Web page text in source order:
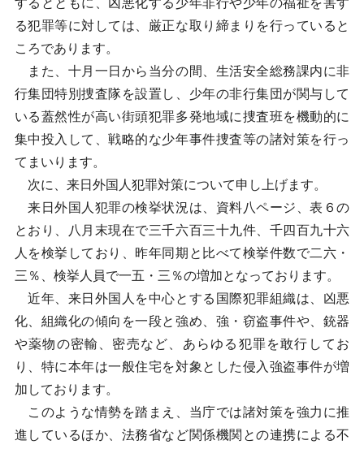
するとともに、凶悪化する少年非行や少年の福祉を害す
る犯罪等に対しては、厳正な取り締まりを行っていると
ころであります。
また、十月一日から当分の間、生活安全総務課内に非
行集団特別捜査隊を設置し、少年の非行集団が関与して
いる蓋然性が高い街頭犯罪多発地域に捜査班を機動的に
集中投入して、戦略的な少年事件捜査等の諸対策を行っ
てまいります。
次に、来日外国人犯罪対策について申し上げます。
来日外国人犯罪の検挙状況は、資料八ページ、表６の
とおり、八月末現在で三千六百三十九件、千四百九十六
人を検挙しており、昨年同期と比べて検挙件数で二六・
三％、検挙人員で一五・三％の増加となっております。
近年、来日外国人を中心とする国際犯罪組織は、凶悪
化、組織化の傾向を一段と強め、強・窃盗事件や、銃器
や薬物の密輸、密売など、あらゆる犯罪を敢行してお
り、特に本年は一般住宅を対象とした侵入強盗事件が増
加しております。
このような情勢を踏まえ、当庁では諸対策を強力に推
進しているほか、法務省など関係機関との連携による不